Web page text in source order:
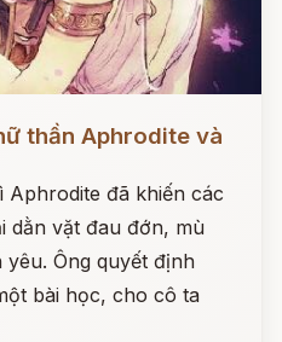
thần Aphrodite và
Aphrodite đã khiến các
dằn vặt đau đớn, mù
Ông quyết định
bài học, cho cô ta